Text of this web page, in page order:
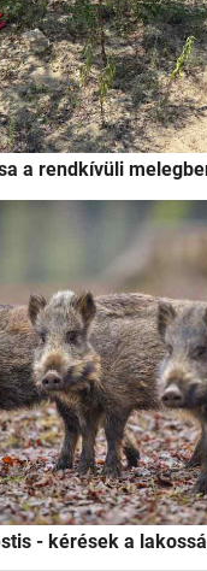
a rendkívüli
- kérések a